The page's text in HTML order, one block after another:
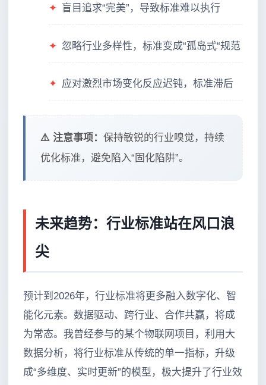
✦ 盲目追求“完美”，导致标准难以执行
✦ 忽略行业多样性，标准变成“孤岛式“规范
✦ 应对激烈市场变化反应迟钝，标准滞后
⚠️ 注意事项： 保持敏锐的行业嗅觉，持续
优化标准，避免陷入“固化陷阱”。
未来趋势：行业标准站在风口浪
尖
预计到2026年，行业标准将更多融入数字化、智
能化元素。数据驱动、跨行业、合作共赢，将成
为常态。我曾经参与的某个物联网项目，利用大
数据分析，将行业标准从传统的单一指标，升级
成“多维度、实时更新”的模型，极大提升了行业效